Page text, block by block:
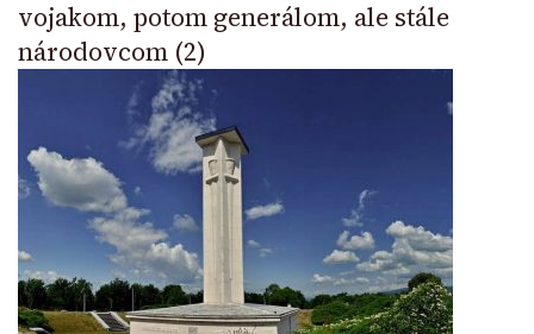
vojakom, potom generálom, ale stále
národovcom (2)